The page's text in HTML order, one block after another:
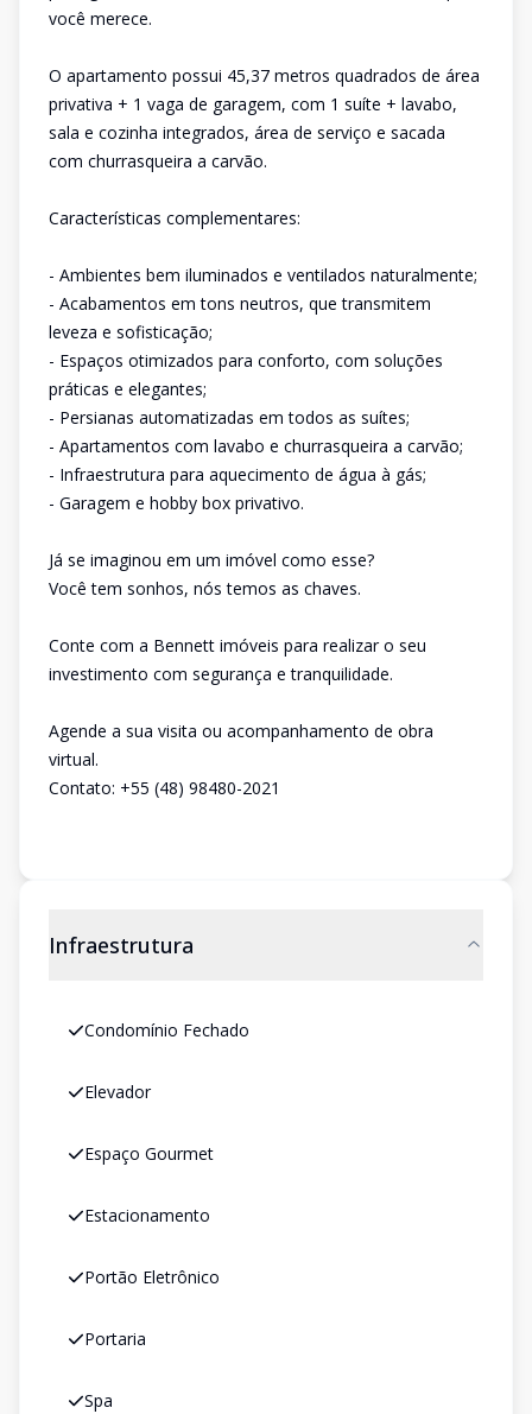
você merece.
O apartamento possui 45,37 metros quadrados de área
privativa + 1 vaga de garagem, com 1 suíte + lavabo,
sala e cozinha integrados, área de serviço e sacada
com churrasqueira a carvão.
Características complementares:
- Ambientes bem iluminados e ventilados naturalmente;
- Acabamentos em tons neutros, que transmitem
leveza e sofisticação;
- Espaços otimizados para conforto, com soluções
práticas e elegantes;
- Persianas automatizadas em todos as suítes;
- Apartamentos com lavabo e churrasqueira a carvão;
- Infraestrutura para aquecimento de água à gás;
- Garagem e hobby box privativo.
Já se imaginou em um imóvel como esse?
Você tem sonhos, nós temos as chaves.
Conte com a Bennett imóveis para realizar o seu
investimento com segurança e tranquilidade.
Agende a sua visita ou acompanhamento de obra
virtual.
Contato: +55 (48) 98480-2021
Infraestrutura
Condomínio Fechado
Elevador
Espaço Gourmet
Estacionamento
Portão Eletrônico
Portaria
Spa